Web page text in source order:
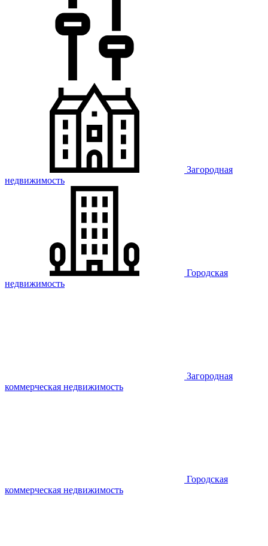
Загородная
недвижимость
Городская
недвижимость
Загородная
коммерческая недвижимость
Городская
коммерческая недвижимость